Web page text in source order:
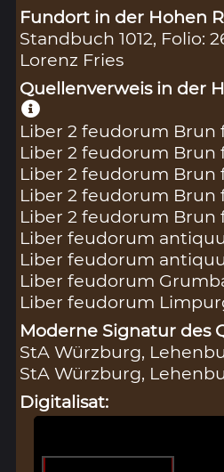
Fundort in der Hohen
Standbuch 1012, Folio:
Lorenz Fries
Quellenverweis in der
Liber 2 feudorum Brun f.
Liber 2 feudorum Brun
Liber 2 feudorum Brun
Liber 2 feudorum Brun
Liber 2 feudorum Brun
Liber feudorum
Liber feudorum
Liber feudorum
Liber feudorum
Moderne Signatur des
StA Würzburg,
StA Würzburg,
Digitalisat: